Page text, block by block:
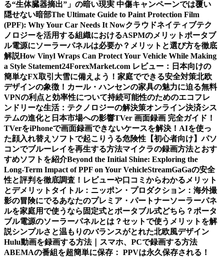
る“生体臓器摘出”」の暗い現実 中傷キャンペーンでは覆い
隠せない暗部The Ultimate Guide to Paint Protection Film
(PPF): Why Your Car Needs It Nowクラウドネイティブテク
ノロジーを活用する組織におけるASPMのメリットポータブ
ル電源にソーラーパネルは必要か？メリットと選び方を徹底
解説How Vinyl Wraps Can Protect Your Vehicle While Making
a Style Statement24ForexMarket.com レビュー：日本向けの
簡単なFX取引 大雪に備えよう！家庭でできる安全対策北欧
デザインの象徴！カール・ハンセンの家具の魅力に迫る無料
VPNの利点と効率性について持続可能性のためのエコフレ
ンドリーな生活：テクノロジーの解決策オンライン決済シス
テムの進化と日本市場への影響TVer 画面録画 完全ガイド！
TVerをiPhoneで画面録画できないケースを解決！ AIを使っ
た顔入れ替えソフトで起こりうる危険性 【初心者向け】パソ
コンでブルーレイを再生する方法マイクラの録画方法とおす
すめソフトを紹介Beyond the Initial Shine: Exploring the
Long-Term Impact of PPF on Your VehicleStreamGaGaの安全
性と評判を徹底調査！レビューや口コミからわかるメリット
とデメリット タイトル：ニッポン・プロダクション：海外撮
影の冒険にでるあなたのプレミア・パートナーソーラーパネ
ルを家庭用で使うなら固定式とポータブル式どちら？ポータ
ブル電源のソーラーパネルとは？セットで使うメリットを解
説シンプルさと温もりのバランスがとれた北欧風デザイン
Hulu動画を録画する方法｜スマホ、PCで録画する方法
ABEMAの番組を超簡単に保存： PPVは永久保存される！